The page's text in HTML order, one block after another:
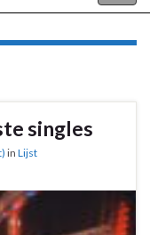
singles
in Lijst